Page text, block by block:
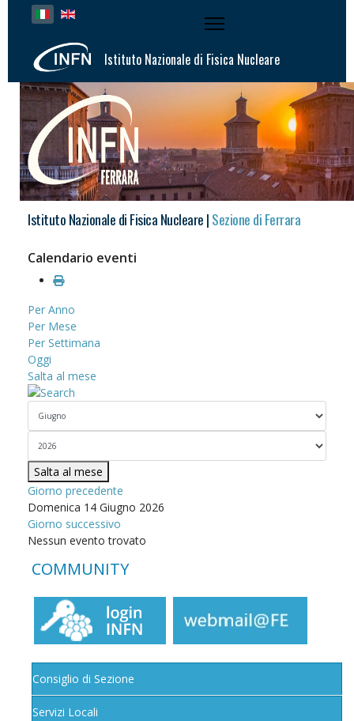
Seleziona la tua lingua
Istituto Nazionale di Fisica Nucleare
Istituto Nazionale di Fisica Nucleare |Sezione di Ferrara
Calendario eventi
Per Anno
Per Mese
Per Settimana
Oggi
Salta al mese
Salta al mese
Giorno precedente
Domenica 14 Giugno 2026
Giorno successivo
Nessun evento trovato
COMMUNITY
Consiglio di Sezione
Servizi Locali